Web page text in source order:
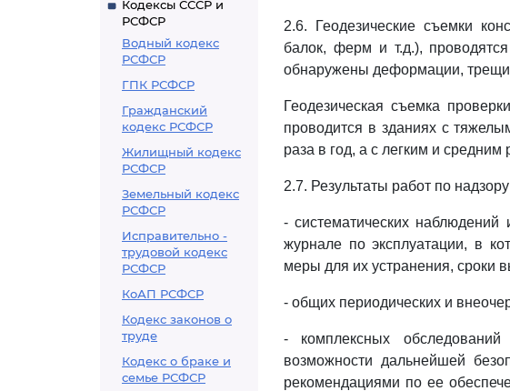
Кодексы СССР и
РСФСР
Водный кодекс
РСФСР
ГПК РСФСР
Гражданский
кодекс РСФСР
Жилищный кодекс
РСФСР
Земельный кодекс
РСФСР
Исправительно -
трудовой кодекс
РСФСР
КоАП РСФСР
Кодекс законов о
труде
Кодекс о браке и
семье РСФСР
2.6. Геодезические съемки
балок, ферм и т.д.),
обнаружены деформации,
Геодезическая съемка
проводится в зданиях с
раза в год, а с легким и
2.7. Результаты работ по
- систематических
журнале по эксплуатации, в
меры для их устранения, сроки
- общих периодических и
- комплексных
возможности дальнейшей
рекомендациями по ее